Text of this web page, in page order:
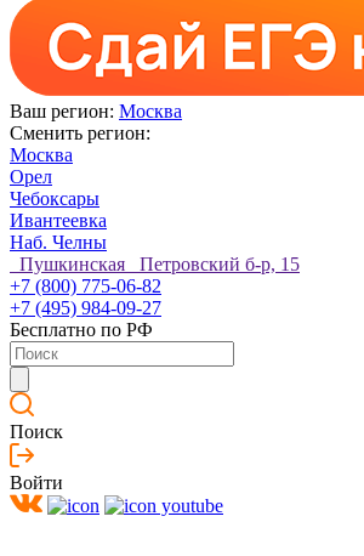
Ваш регион: Москва
Сменить регион:
Москва
Орел
Чебоксары
Ивантеевка
Наб. Челны
Пушкинская Петровский б-р, 15
+7 (800) 775-06-82
+7 (495) 984-09-27
Бесплатно по РФ
Поиск
Войти